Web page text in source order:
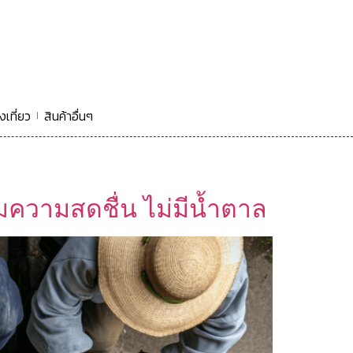
เที่ยว สินค้าอื่นๆ
วามสดชื่น ไม่มีน้ำตาล